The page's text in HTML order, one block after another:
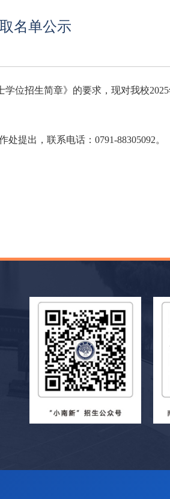
名单公示
位招生简章》的要求，现对我校
提出，联系电话：0791-88305092。